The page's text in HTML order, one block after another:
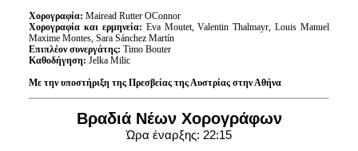
Χορογραφία: Mairead Rutter OConnor
Χορογραφία και ερμηνεία: Eva Moutet, Valentin Thalmayr, Louis Manuel
Maxime Montes, Sara Sánchez Martín
Επιπλέον συνεργάτης: Timo Bouter
Καθοδήγηση: Jelka Milic
Με την υποστήριξη της Πρεσβείας της Αυστρίας στην Αθήνα
Βραδιά Νέων Χορογράφων
Ώρα έναρξης: 22:15